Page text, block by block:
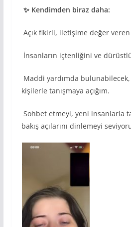
✨ Kendimden biraz daha:
Açık fikirli, iletişime değer
İnsanların içtenliğini ve
Maddi yardımda
kişilerle tanışmaya açığım.
Sohbet etmeyi, yeni insanlarla
bakış açılarını dinlemeyi